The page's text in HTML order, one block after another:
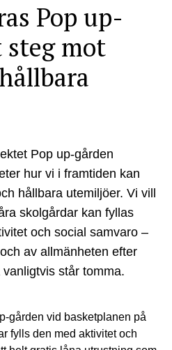
Pop up-
steg mot
Pop up-gården
hur vi i framtiden kan
hållbara utemiljöer. Vi vill
skolgårdar kan fyllas
och social samvaro –
av allmänheten efter
står tomma.
gården vid basketplanen på
fylls den med aktivitet och